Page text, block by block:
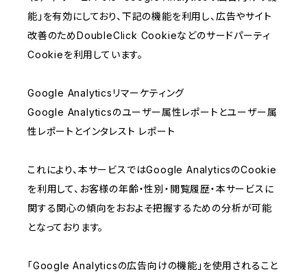
能」を有効にしており、下記の機能を利用し、広告やサイト
改善のためDoubleClick Cookieなどのサードパーティ
Cookieを利用しています。
Google Analyticsリマーケティング
Google Analyticsのユーザー属性レポートとユーザー属
性レポートとインタレスト レポート
これにより、本サービスではGoogle AnalyticsのCookie
を利用して、お客様の年齢・性別・閲覧履歴・本サービスに
関する関心の傾向をおおよそ把握するための分析が可能
となっております。
「Google Analyticsの広告向けの機能」を使用されること